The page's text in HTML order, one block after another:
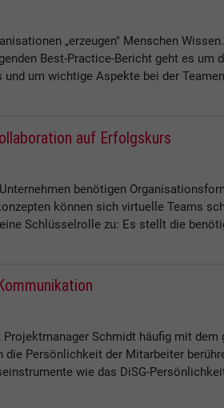
„erzeugen" Menschen
Best-Practice-Bericht geht es um
und um wichtige Aspekte bei der
auf Erfolgskurs
benötigen
können sich virtuelle Teams
Schlüsselrolle zu: Es stellt die
Schmidt häufig mit
die Persönlichkeit der Mitarbeiter
wie das DiSG-